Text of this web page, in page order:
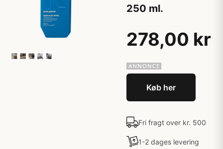
250 ml.
278,00 kr
Køb her
Fri fragt over kr. 500
1-2 dages levering